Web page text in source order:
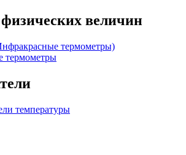
величин
термометры)
термометры
температуры